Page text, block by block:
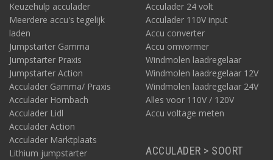
Keuzehulp acculader
Meerdere accu's tegelijk
laden
Jumpstarter Gamma
Jumpstarter Praxis
Jumpstarter Action
Acculader Gamma/ Praxis
Acculader Hornbach
Acculader Lidl
Acculader Action
Acculader Marktplaats
Lithium jumpstarter
Acculader 24 volt
Acculader 110V input
Accu converter
Accu omvormer
Windmolen laadregelaar
Windmolen laadregelaar 12V
Windmolen laadregelaar 24V
Alles voor 110V / 120V
Accu voltage meten
ACCULADER > SOORT